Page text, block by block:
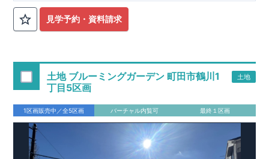
■オプションではありません！全棟標準搭載
ム・ガス衣類乾燥機・食洗器・宅配ボックス・玄関電子キー・
成材にヒノキを使用しております！
■長期優良住宅もっと詳しく
「いい家を作って、きちんと手
7つの厳しい技術基準をクリアした物件だけが認定を受けられる
長期優良住宅。
長期優良住宅として認定を受けるためには、国が定めた下記7つ
の技術基準をクリアする必要があります。東栄住宅は全棟でク
リア！①耐震性②劣化対策③維持管理性④住戸面積⑤省エネル
ギー性⑥居住環境⑦維持保全管理
そのほかの魅力として、住宅ローン金利優遇、固定資産税の減
見学予約・資料請求
土地 ブルーミングガーデン 町田市鶴川1
丁目5区画
土地
1区画販売中／全5区画 バーチャル内覧可 最終１区画